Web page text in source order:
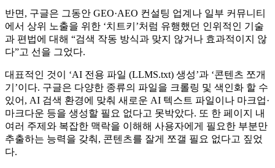
반면, 구글은 그동안 GEO·AEO 컨설팅 업계나 일부 커뮤니티
에서 상위 노출을 위한 ‘치트키’처럼 유행했던 인위적인 기술
과 편법에 대해 “검색 작동 방식과 맞지 않거나 효과적이지 않
다”고 선을 그었다.
대표적인 것이 ‘AI 전용 파일 (LLMS.txt) 생성’과 ‘콘텐츠 쪼개
기’이다. 구글은 다양한 종류의 파일을 크롤링 및 색인화 할 수
있어, AI 검색 환경에 맞춰 새로운 AI 텍스트 파일이나 마크업·
마크다운 등을 생성할 필요 없다고 못박았다. 또 한 페이지 내
여러 주제와 복잡한 맥락을 이해해 사용자에게 필요한 부분만
추출하는 능력을 갖춰, 콘텐츠를 잘게 쪼갤 필요 없다고 짚었
다.